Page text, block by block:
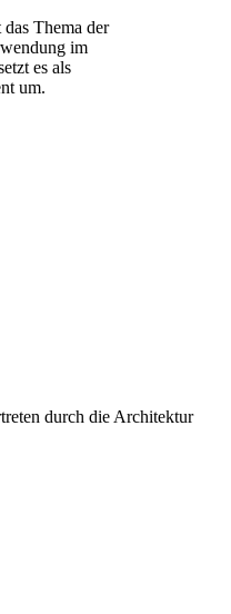
Thema der
im
es als
um.
durch die Architektur